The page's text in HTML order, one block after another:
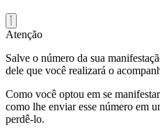
Atenção
Salve o número da sua
dele que você realizará o
Como você optou em se
como lhe enviar esse número em
perdê-lo.